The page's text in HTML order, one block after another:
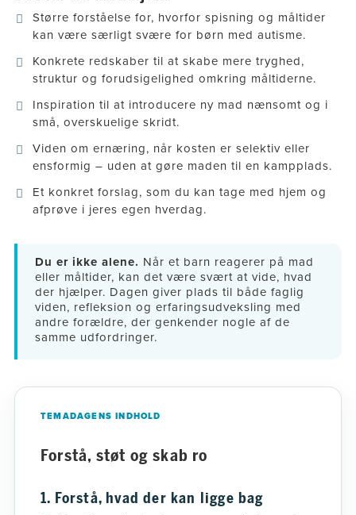
Større forståelse for, hvorfor spisning og måltider
kan være særligt svære for børn med autisme.
Konkrete redskaber til at skabe mere tryghed,
struktur og forudsigelighed omkring måltiderne.
Inspiration til at introducere ny mad nænsomt og i
små, overskuelige skridt.
Viden om ernæring, når kosten er selektiv eller
ensformig – uden at gøre maden til en kampplads.
Et konkret forslag, som du kan tage med hjem og
afprøve i jeres egen hverdag.
Du er ikke alene. Når et barn reagerer på mad
eller måltider, kan det være svært at vide, hvad
der hjælper. Dagen giver plads til både faglig
viden, refleksion og erfaringsudveksling med
andre forældre, der genkender nogle af de
samme udfordringer.
TEMADAGENS INDHOLD
Forstå, støt og skab ro
1. Forstå, hvad der kan ligge bag